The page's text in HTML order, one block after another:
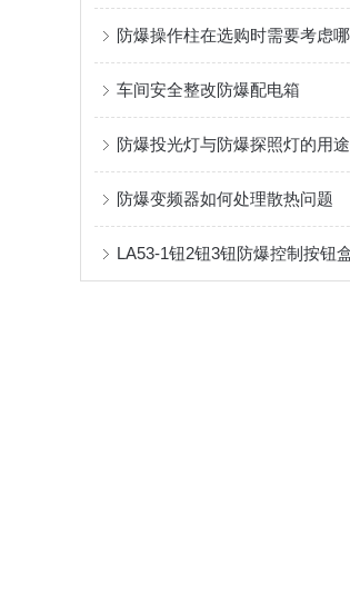
车间安全整改防爆配电箱
防爆投光灯与防爆探照灯的用途
防爆变频器如何处理散热问题